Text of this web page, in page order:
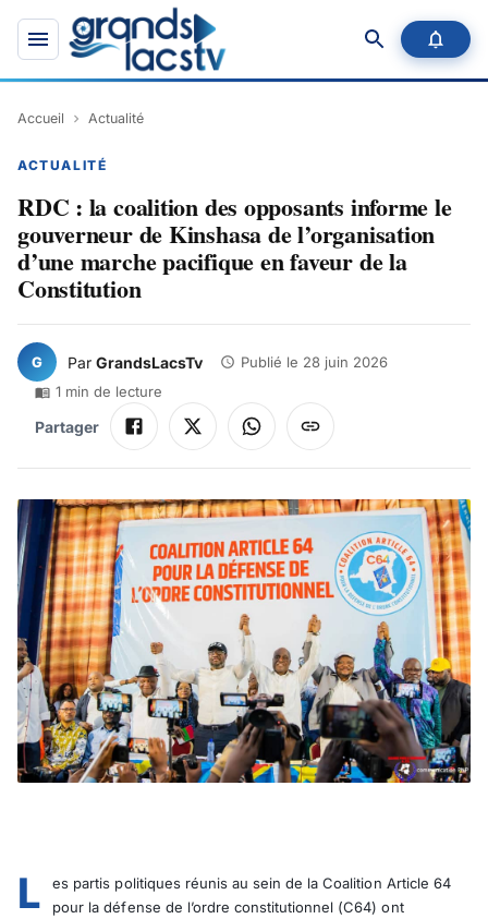
Accueil Actualité
ACTUALITÉ
RDC : la coalition des opposants informe le
gouverneur de Kinshasa de l’organisation
d’une marche pacifique en faveur de la
Constitution
G Par GrandsLacsTv Publié le 28 juin 2026
1 min de lecture
Partager
L
es partis politiques réunis au sein de la Coalition Article 64
pour la défense de l’ordre constitutionnel (C64) ont